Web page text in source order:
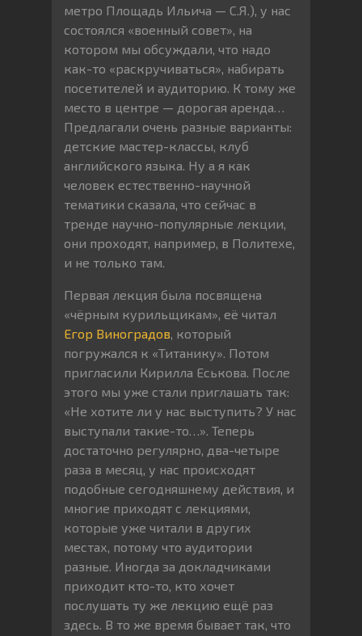
метро Площадь Ильича — С.Я.), у нас
состоялся «военный совет», на
котором мы обсуждали, что надо
как-то «раскручиваться», набирать
посетителей и аудиторию. К тому же
место в центре — дорогая аренда…
Предлагали очень разные варианты:
детские мастер-классы, клуб
английского языка. Ну а я как
человек естественно-научной
тематики сказала, что сейчас в
тренде научно-популярные лекции,
они проходят, например, в Политехе,
и не только там.
Первая лекция была посвящена
«чёрным курильщикам», её читал
Егор Виноградов, который
погружался к «Титанику». Потом
пригласили Кирилла Еськова. После
этого мы уже стали приглашать так:
«Не хотите ли у нас выступить? У нас
выступали такие-то…». Теперь
достаточно регулярно, два-четыре
раза в месяц, у нас происходят
подобные сегодняшнему действия, и
многие приходят с лекциями,
которые уже читали в других
местах, потому что аудитории
разные. Иногда за докладчиками
приходит кто-то, кто хочет
послушать ту же лекцию ещё раз
здесь. В то же время бывает так, что